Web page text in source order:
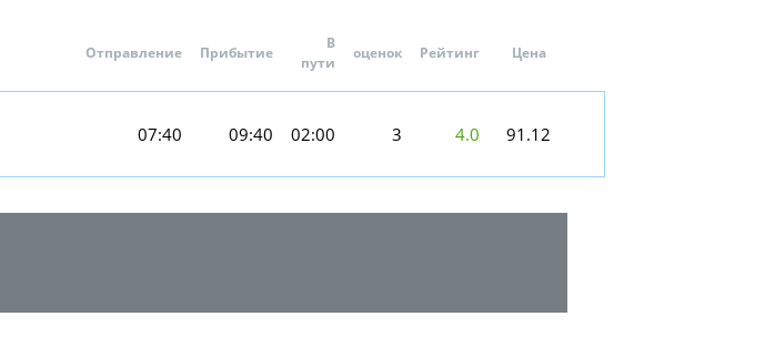
Отправление Прибытие
В
пути
оценок Рейтинг Цена
07:40 09:40 02:00 3 4.0 91.12